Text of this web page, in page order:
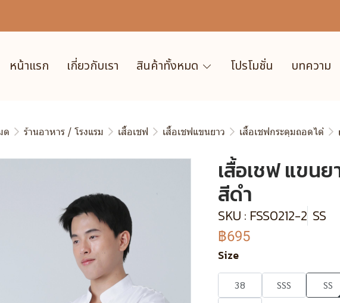
หน้าแรก เกี่ยวกับเรา สินค้าทั้งหมด โปรโมชั่น บทความ
ด ร้านอาหาร / โรงแรม เสื้อเชฟ เสื้อเชฟแขนยาว เสื้อเชฟกระดุมถอดได้
เสื้อเชฟ แขน
สีดำ
SKU : FSS0212-2 SS
฿695
Size
38 SSS SS